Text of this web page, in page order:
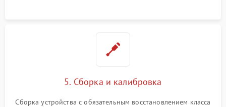
5. Сборка и калибровка
Сборка устройства с обязательным восстановлением класса